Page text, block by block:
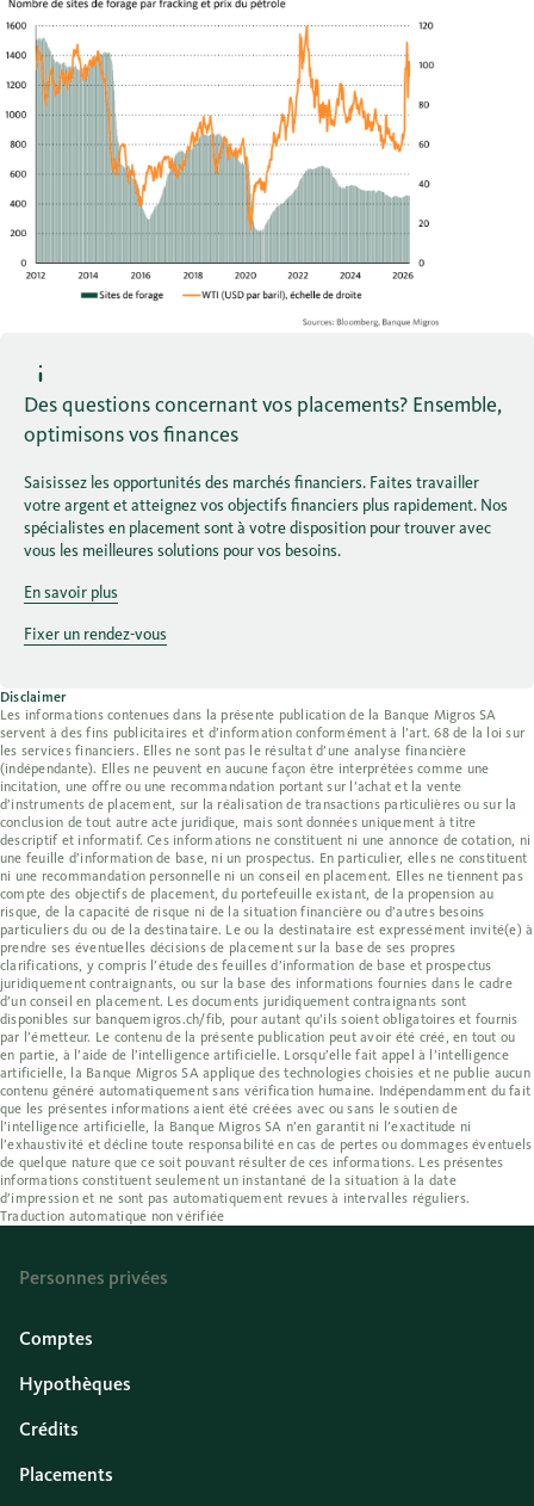
Des questions concernant vos placements? Ensemble,
optimisons vos finances
Saisissez les opportunités des marchés financiers. Faites travailler
votre argent et atteignez vos objectifs financiers plus rapidement. Nos
spécialistes en placement sont à votre disposition pour trouver avec
vous les meilleures solutions pour vos besoins.
En savoir plus
Fixer un rendez-vous
Disclaimer
Les informations contenues dans la présente publication de la Banque Migros SA
servent à des fins publicitaires et d’information conformément à l’art. 68 de la loi sur
les services financiers. Elles ne sont pas le résultat d’une analyse financière
(indépendante). Elles ne peuvent en aucune façon être interprétées comme une
incitation, une offre ou une recommandation portant sur l’achat et la vente
d’instruments de placement, sur la réalisation de transactions particulières ou sur la
conclusion de tout autre acte juridique, mais sont données uniquement à titre
descriptif et informatif. Ces informations ne constituent ni une annonce de cotation, ni
une feuille d’information de base, ni un prospectus. En particulier, elles ne constituent
ni une recommandation personnelle ni un conseil en placement. Elles ne tiennent pas
compte des objectifs de placement, du portefeuille existant, de la propension au
risque, de la capacité de risque ni de la situation financière ou d’autres besoins
particuliers du ou de la destinataire. Le ou la destinataire est expressément invité(e) à
prendre ses éventuelles décisions de placement sur la base de ses propres
clarifications, y compris l’étude des feuilles d’information de base et prospectus
juridiquement contraignants, ou sur la base des informations fournies dans le cadre
d’un conseil en placement. Les documents juridiquement contraignants sont
disponibles sur banquemigros.ch/fib, pour autant qu’ils soient obligatoires et fournis
par l’émetteur. Le contenu de la présente publication peut avoir été créé, en tout ou
en partie, à l’aide de l’intelligence artificielle. Lorsqu’elle fait appel à l’intelligence
artificielle, la Banque Migros SA applique des technologies choisies et ne publie aucun
contenu généré automatiquement sans vérification humaine. Indépendamment du fait
que les présentes informations aient été créées avec ou sans le soutien de
l’intelligence artificielle, la Banque Migros SA n’en garantit ni l’exactitude ni
l’exhaustivité et décline toute responsabilité en cas de pertes ou dommages éventuels
de quelque nature que ce soit pouvant résulter de ces informations. Les présentes
informations constituent seulement un instantané de la situation à la date
d’impression et ne sont pas automatiquement revues à intervalles réguliers.
Traduction automatique non vérifiée
Personnes privées
Comptes
Hypothèques
Crédits
Placements